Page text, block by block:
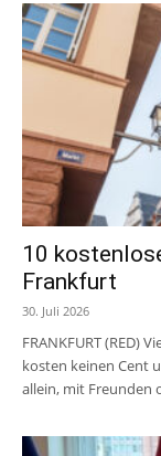
10
Frankfurt
30. Juli 2026
FRANKFURT (RED)
kosten keinen Cent
allein, mit Freunden